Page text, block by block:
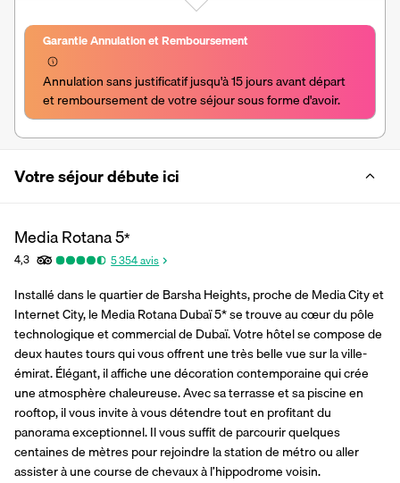
Garantie Annulation et Remboursement
Annulation sans justificatif jusqu'à 15 jours avant départ
et remboursement de votre séjour sous forme d'avoir.
Votre séjour débute ici
Media Rotana5*
4,3 5 354avis
Installé dans le quartier de Barsha Heights, proche de Media City et
Internet City, le Media Rotana Dubaï 5* se trouve au cœur du pôle
technologique et commercial de Dubaï. Votre hôtel se compose de
deux hautes tours qui vous offrent une très belle vue sur la ville-
émirat. Élégant, il affiche une décoration contemporaine qui crée
une atmosphère chaleureuse. Avec sa terrasse et sa piscine en
rooftop, il vous invite à vous détendre tout en profitant du
panorama exceptionnel. Il vous suffit de parcourir quelques
centaines de mètres pour rejoindre la station de métro ou aller
assister à une course de chevaux à l’hippodrome voisin.